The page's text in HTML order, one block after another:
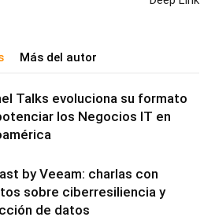
Más del autor
Talks evoluciona su formato
los Negocios IT en
by Veeam: charlas con
sobre ciberresiliencia y
de datos